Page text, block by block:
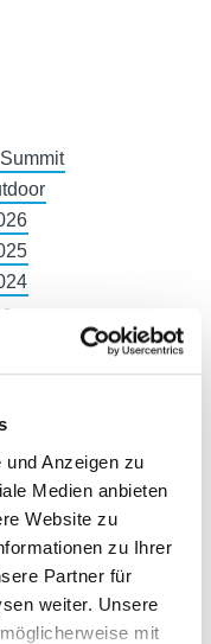
Anzeigen zu
Medien anbieten
Website zu
zu Ihrer
Partner für
weiter. Unsere
mit